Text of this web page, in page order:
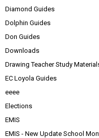
Diamond Guides
Dolphin Guides
Don Guides
Downloads
Drawing Teacher Study
EC Loyola Guides
eeee
Elections
EMIS
EMIS - New Update School